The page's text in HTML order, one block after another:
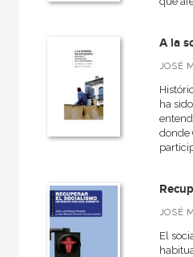
A la
JOSÉ
ha
donde
​JOSÉ
El